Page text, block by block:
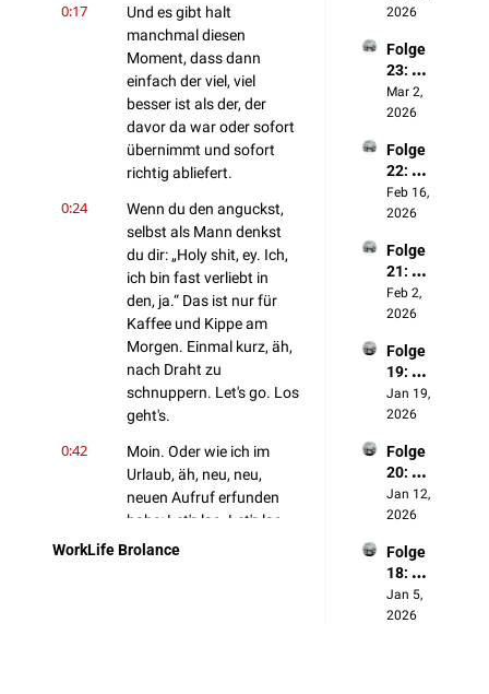
0:17
Und es gibt halt
manchmal diesen
Moment, dass dann
einfach der viel, viel
besser ist als der, der
davor da war oder sofort
übernimmt und sofort
richtig abliefert.
0:24
Wenn du den anguckst,
selbst als Mann denkst
du dir: „Holy shit, ey. Ich,
ich bin fast verliebt in
den, ja.“ Das ist nur für
Kaffee und Kippe am
Morgen. Einmal kurz, äh,
nach Draht zu
schnuppern. Let's go. Los
geht's.
0:42
Moin. Oder wie ich im
Urlaub, äh, neu, neu,
neuen Aufruf erfunden
habe: Let's los. Let's los.
Ja, ihr wart im Urlaub.
WorkLife Brolance
Media
Influen
cer
2026
Folge
23: 🎧
Status
symbol
Männe
rspielz
eug &
warum
darauf
abfahr
en
Mar 2,
2026
Folge
22:
Was
wir
anders
sehen
…
Feb 16,
2026
Folge
21:
Ziele
2026
Feb 2,
2026
Folge
19:
Künstli
che
enz
Jan 19,
2026
Folge
20:
Jahres
rückbli
2025
Jan 12,
2026
Folge
18:
Produk
tivität
Jan 5,
2026